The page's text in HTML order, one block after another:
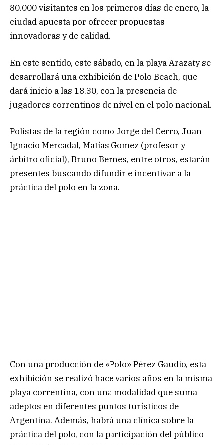
80.000 visitantes en los primeros días de enero, la
ciudad apuesta por ofrecer propuestas
innovadoras y de calidad.
En este sentido, este sábado, en la playa Arazaty se
desarrollará una exhibición de Polo Beach, que
dará inicio a las 18.30, con la presencia de
jugadores correntinos de nivel en el polo nacional.
Polistas de la región como Jorge del Cerro, Juan
Ignacio Mercadal, Matías Gomez (profesor y
árbitro oficial), Bruno Bernes, entre otros, estarán
presentes buscando difundir e incentivar a la
práctica del polo en la zona.
Con una producción de «Polo» Pérez Gaudio, esta
exhibición se realizó hace varios años en la misma
playa correntina, con una modalidad que suma
adeptos en diferentes puntos turísticos de
Argentina. Además, habrá una clínica sobre la
práctica del polo, con la participación del público